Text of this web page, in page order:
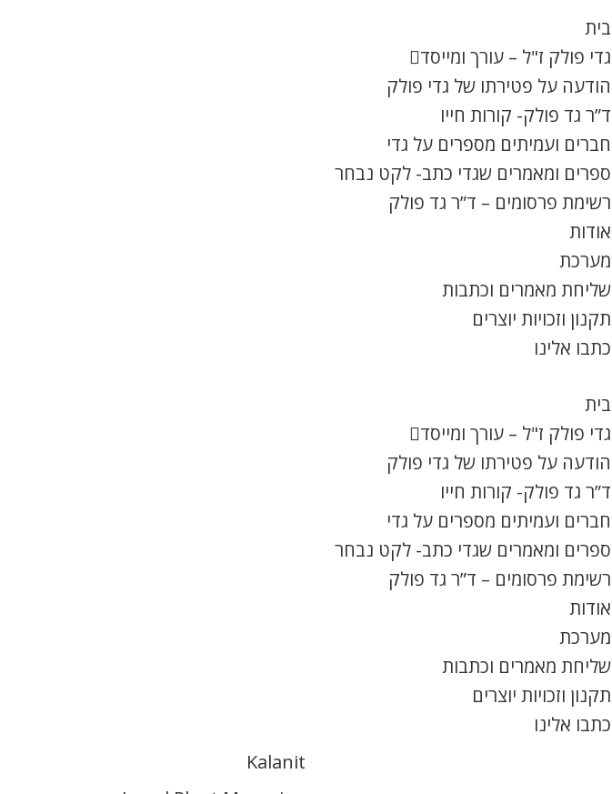
בית
גדי פולק ז"ל – עורך ומייסד
הודעה על פטירתו של גדי פולק
ד”ר גד פולק- קורות חייו
חברים ועמיתים מספרים על גדי
ספרים ומאמרים שגדי כתב- לקט נבחר
רשימת פרסומים – ד”ר גד פולק
אודות
מערכת
שליחת מאמרים וכתבות
תקנון וזכויות יוצרים
כתבו אלינו
בית
גדי פולק ז"ל – עורך ומייסד
הודעה על פטירתו של גדי פולק
ד”ר גד פולק- קורות חייו
חברים ועמיתים מספרים על גדי
ספרים ומאמרים שגדי כתב- לקט נבחר
רשימת פרסומים – ד”ר גד פולק
אודות
מערכת
שליחת מאמרים וכתבות
תקנון וזכויות יוצרים
כתבו אלינו
Kalanit